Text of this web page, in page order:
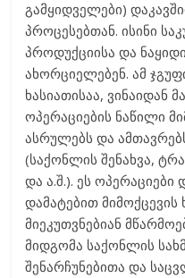
გამყიდველები)
პროცესებთან. ისინი
პროდუქციისა და
ახორციელებენ. ამ
ხასიათისაა, ვინაიდან
ოპერაციების ნაწილი
ასრულებს და
(საქონლის შენახვა,
და ა.შ.). ეს ოპერაციები
დამატებით მიმოქცევის
მიეკუთვნებიან
მიდგომა საქონლის
შენარჩუნებითა და